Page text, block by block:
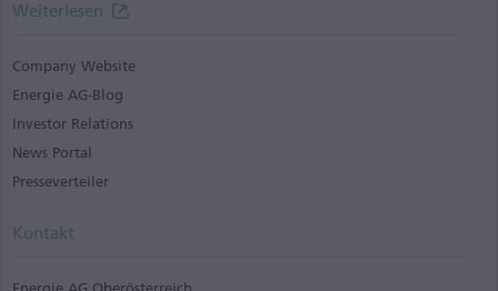
Weiterlesen
Company Website
Energie AG-Blog
Investor Relations
News Portal
Presseverteiler
Kontakt